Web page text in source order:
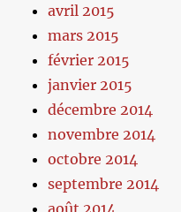
avril 2015
mars 2015
février 2015
janvier 2015
décembre 2014
novembre 2014
octobre 2014
septembre 2014
août 2014